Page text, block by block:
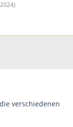
)
verschiedenen